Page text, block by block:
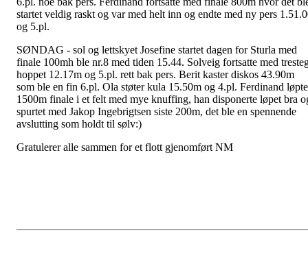
startet veldig raskt og var med helt inn og endte med ny pers
og 5.pl.
SØNDAG - sol og lettskyet Josefine startet dagen for Sturla med
finale 100mh ble nr.8 med tiden 15.44. Solveig fortsatte med
hoppet 12.17m og 5.pl. rett bak pers. Berit kaster diskos 43.90m
som ble en fin 6.pl. Ola støter kula 15.50m og 4.pl. Ferdinand løpte
1500m finale i et felt med mye knuffing, han disponerte løpet bra
spurtet med Jakop Ingebrigtsen siste 200m, det ble en spennende
avslutting som holdt til sølv:)
Gratulerer alle sammen for et flott gjenomført NM